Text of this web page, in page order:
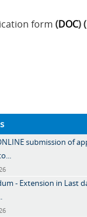
form (DOC) (
submission of
- Extension in Last